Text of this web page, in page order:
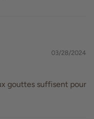
03/28/2024
gouttes suffisent pour